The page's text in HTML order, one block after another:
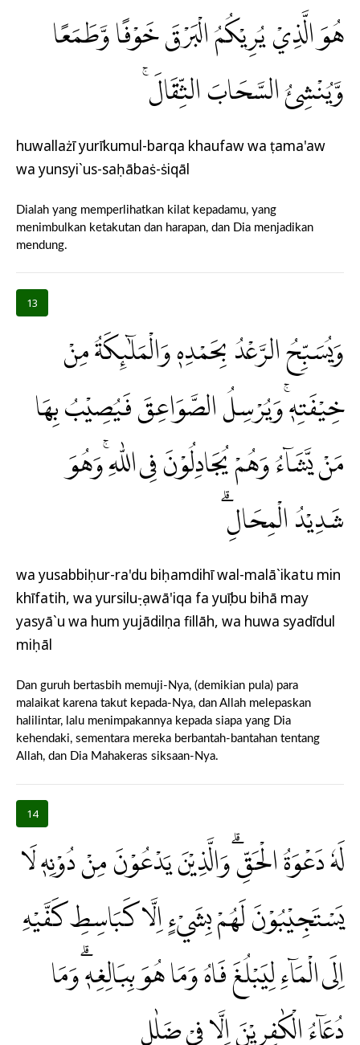
هُوَ الَّذِيْ يُرِيْكُمُ الْبَرْقَ خَوْفًا وَّطَمَعًا
وَّيُنْشِئُ السَّحَابَ الثِّقَالَۚ
huwallażī yurīkumul-barqa khaufaw wa ṭama'aw
wa yunsyi`us-saḥābaṡ-ṡiqāl
Dialah yang memperlihatkan kilat kepadamu, yang
menimbulkan ketakutan dan harapan, dan Dia menjadikan
mendung.
13
وَيُسَبِّحُ الرَّعْدُ بِحَمْدِهٖ وَالْمَلٰۤىِٕكَةُ مِنْ
خِيْفَتِهٖۚ وَيُرْسِلُ الصَّوَاعِقَ فَيُصِيْبُ بِهَا
مَنْ يَّشَاۤءُ وَهُمْ يُجَادِلُوْنَ فِى اللّٰهِ ۚوَهُوَ
شَدِيْدُ الْمِحَالِۗ
wa yusabbiḥur-ra'du biḥamdihī wal-malā`ikatu min
khīfatih, wa yursiluṣ-ṣawā'iqa fa yuṣību bihā may
yasyā`u wa hum yujādilụna fillāh, wa huwa syadīdul
miḥāl
Dan guruh bertasbih memuji-Nya, (demikian pula) para
malaikat karena takut kepada-Nya, dan Allah melepaskan
halilintar, lalu menimpakannya kepada siapa yang Dia
kehendaki, sementara mereka berbantah-bantahan tentang
Allah, dan Dia Mahakeras siksaan-Nya.
14
لَهٗ دَعْوَةُ الْحَقِّۗ وَالَّذِيْنَ يَدْعُوْنَ مِنْ دُوْنِهٖ لَا
يَسْتَجِيْبُوْنَ لَهُمْ بِشَيْءٍ اِلَّا كَبَاسِطِ كَفَّيْهِ
اِلَى الْمَاۤءِ لِيَبْلُغَ فَاهُ وَمَا هُوَ بِبَالِغِهٖۗ وَمَا
دُعَاۤءُ الْكٰفِرِيْنَ اِلَّا فِيْ ضَلٰلٍ